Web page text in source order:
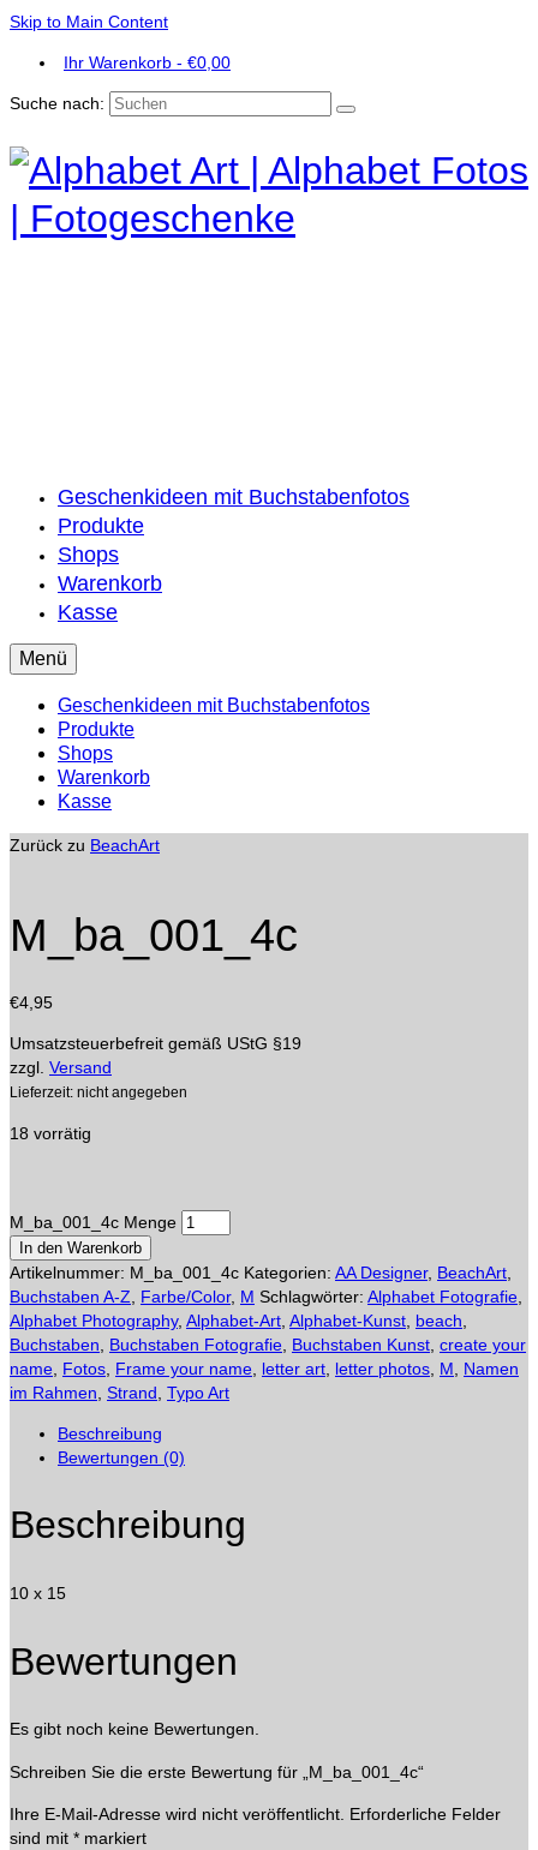
Skip to Main Content
Ihr Warenkorb - €0,00
Suche nach:
Geschenkideen mit Buchstabenfotos
Produkte
Shops
Warenkorb
Kasse
Menü
Geschenkideen mit Buchstabenfotos
Produkte
Shops
Warenkorb
Kasse
Zurück zu BeachArt
M_ba_001_4c
€4,95
Umsatzsteuerbefreit gemäß UStG §19
zzgl. Versand
Lieferzeit: nicht angegeben
18 vorrätig
M_ba_001_4c Menge
In den Warenkorb
Artikelnummer: M_ba_001_4c Kategorien: AA Designer, BeachArt
Buchstaben A-Z
Farbe/Color, M Schlagwörter: Alphabet Fotografie
Alphabet Photography, Alphabet-Art Alphabet-Kunst beach
Buchstaben
Buchstaben Fotografie Buchstaben Kunst create your
name Fotos Frame your name letter art letter photos M
Namen
im Rahmen Strand Typo Art
Beschreibung
Bewertungen (0)
Beschreibung
10 x 15
Bewertungen
Es gibt noch keine Bewertungen.
Schreiben Sie die erste Bewertung für „M_ba_001_4c“
Ihre E-Mail-Adresse wird nicht veröffentlicht. Erforderliche Felder
sind mit * markiert